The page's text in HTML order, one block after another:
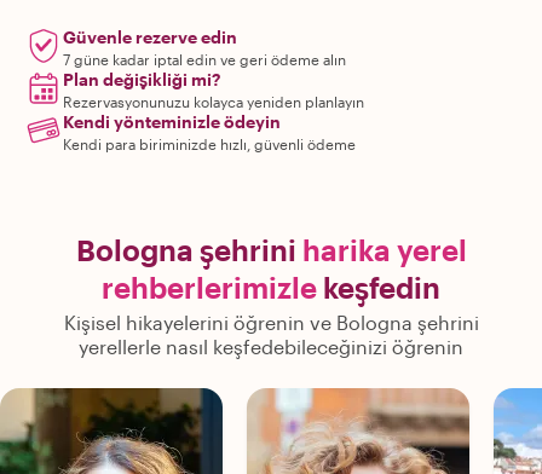
Güvenle rezerve edin
7 güne kadar iptal edin ve geri ödeme alın
Plan değişikliği mi?
Rezervasyonunuzu kolayca yeniden planlayın
Kendi yönteminizle ödeyin
Kendi para biriminizde hızlı, güvenli ödeme
Bologna şehrini harika yerel
rehberlerimizle keşfedin
Kişisel hikayelerini öğrenin ve Bologna şehrini
yerellerle nasıl keşfedebileceğinizi öğrenin